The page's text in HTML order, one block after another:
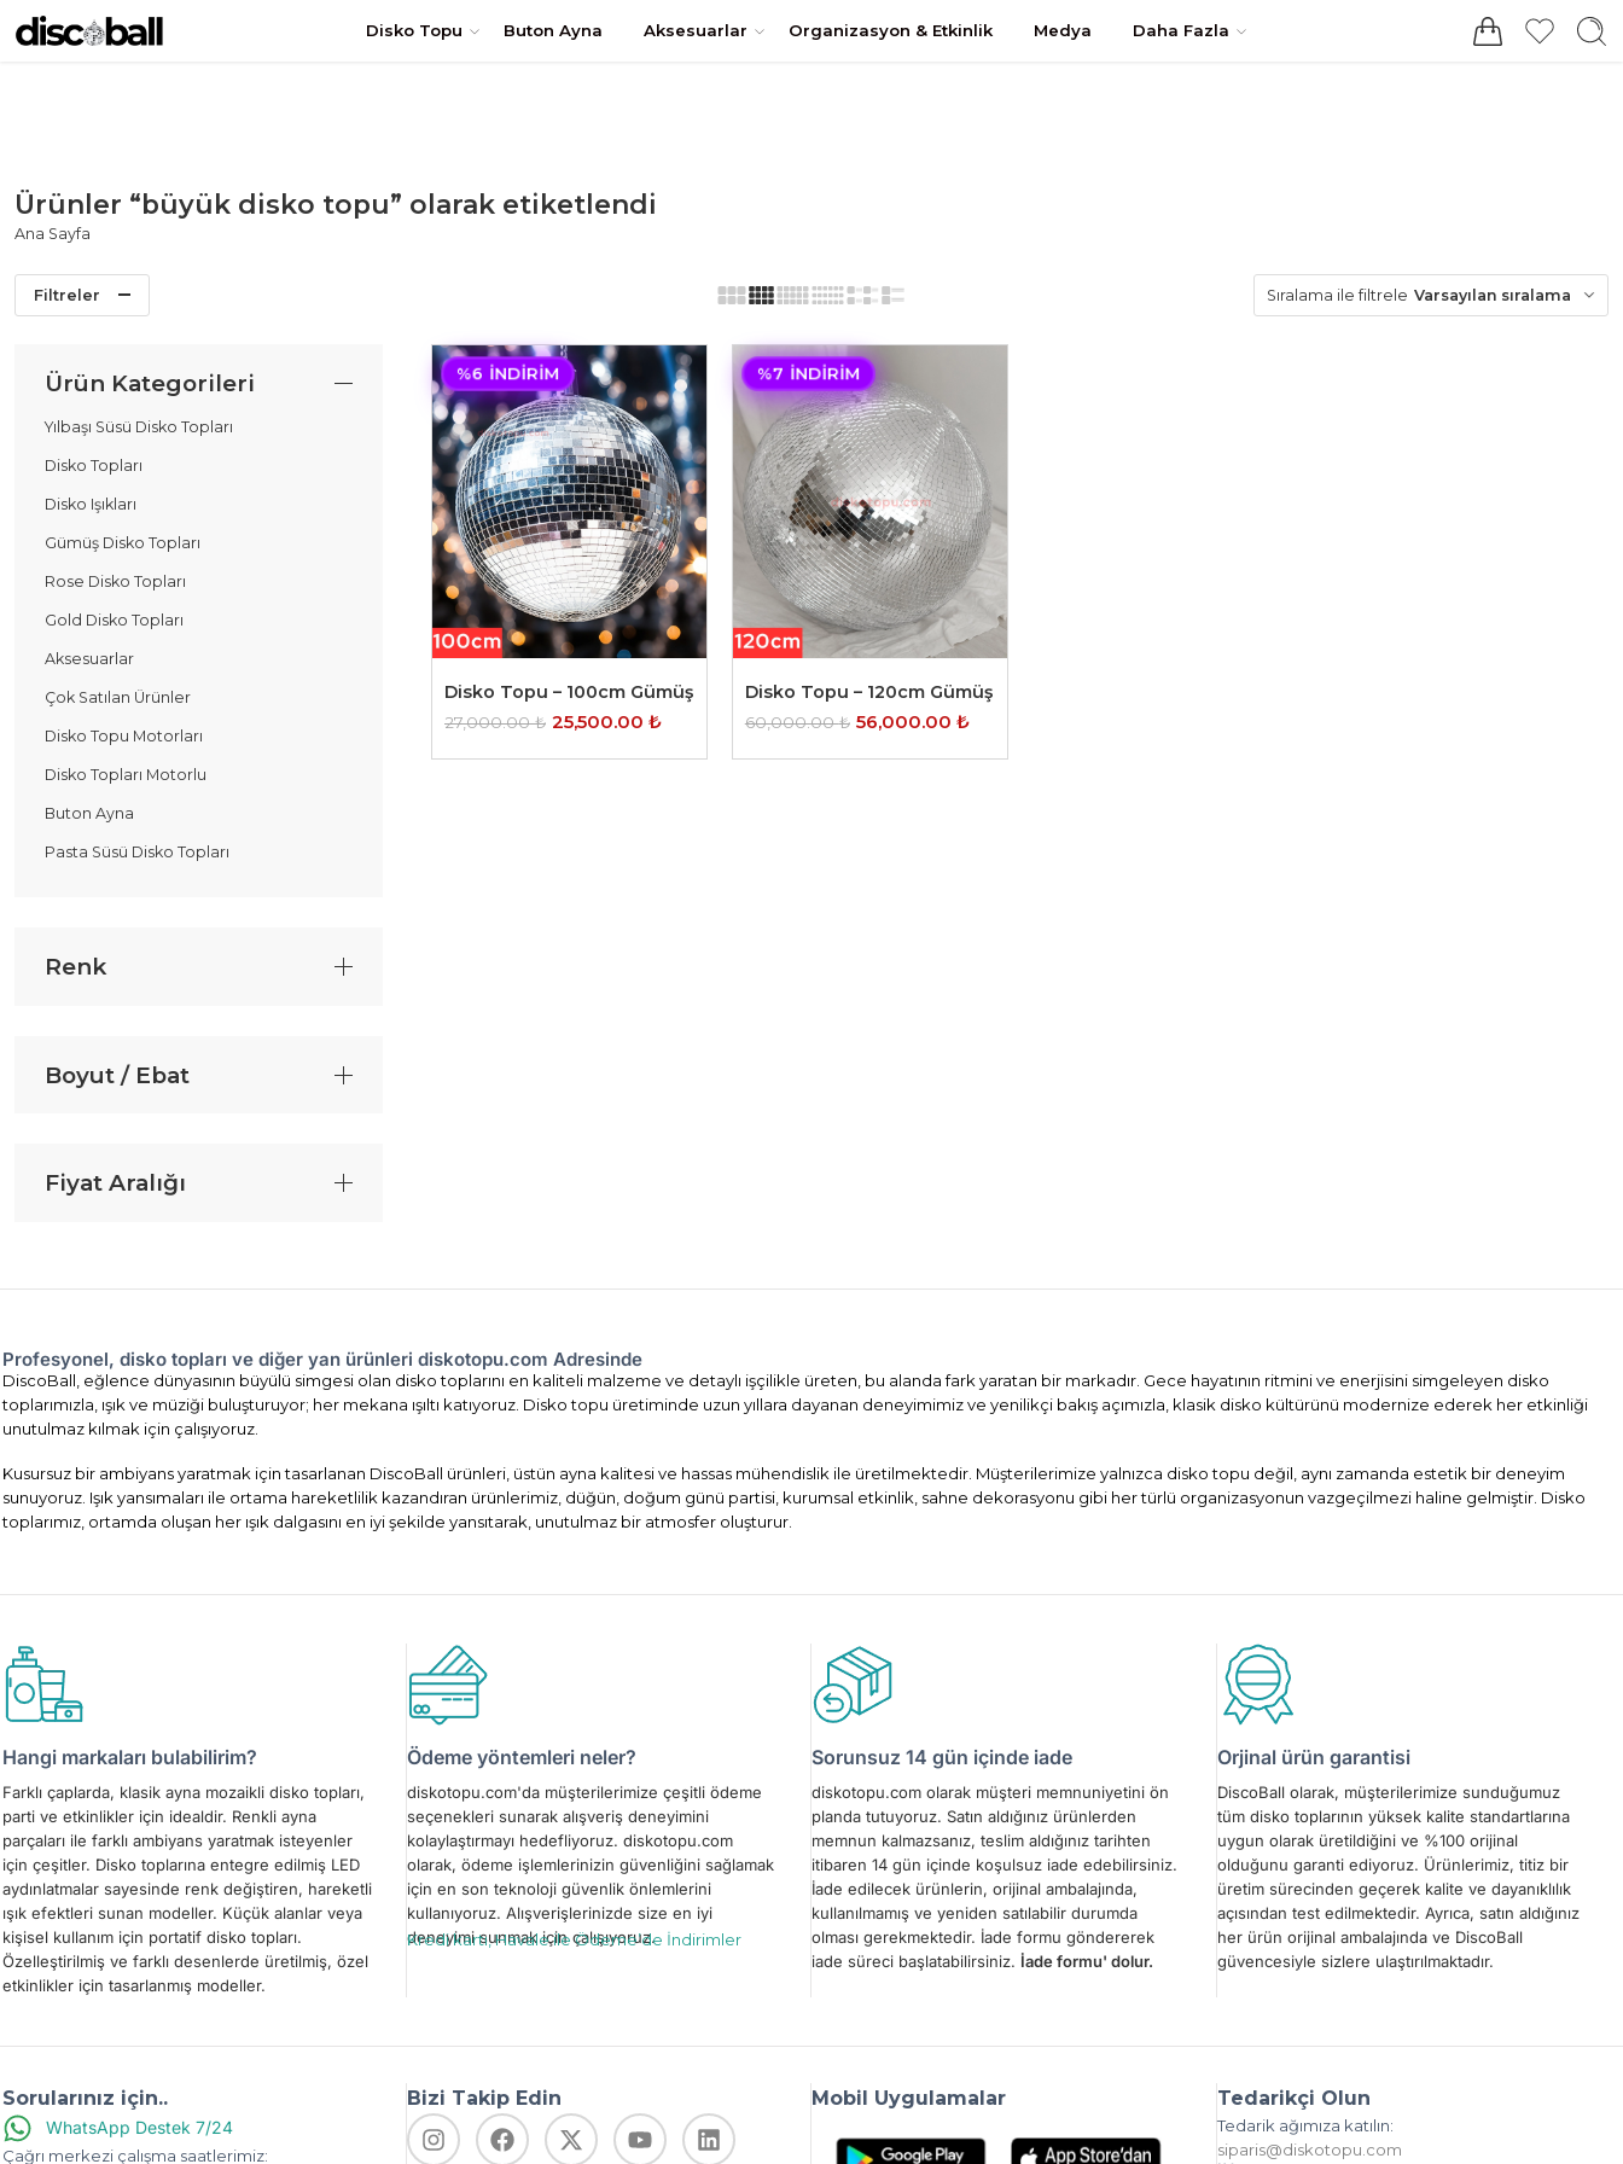
TÜRKİYE'nin en uygun DİSKO TOPU fiyatları! Hemen Sipariş Oluştur Giriş / Kayıt
Disko Topu Buton Ayna Aksesuarlar Organizasyon & Etkinlik Medya Daha Fazla
Ürünler “büyük disko topu” olarak etiketlendi
Ana Sayfa
Filtreler Sıralama ile filtrele Varsayılan sıralama
%6 İNDIRIM
Disko Topu – 100cm Gümüş
27,000.00₺ 25,500.00 ₺
%7 İNDIRIM
Disko Topu – 120cm Gümüş
60,000.00₺ 56,000.00 ₺
Ürün Kategorileri
Yılbaşı Süsü Disko Topları
Disko Topları
Disko Işıkları
Gümüş Disko Topları
Rose Disko Topları
Gold Disko Topları
Aksesuarlar
Çok Satılan Ürünler
Disko Topu Motorları
Disko Topları Motorlu
Buton Ayna
Pasta Süsü Disko Topları
Renk
Boyut / Ebat
Fiyat Aralığı
Profesyonel, disko topları ve diğer yan ürünleri diskotopu.com Adresinde
DiscoBall, eğlence dünyasının büyülü simgesi olan disko toplarını en kaliteli malzeme ve detaylı işçilikle üreten, bu alanda fark yaratan bir markadır. Gece hayatının ritmini ve enerjisini simgeleyen disko
toplarımızla, ışık ve müziği buluşturuyor; her mekana ışıltı katıyoruz. Disko topu üretiminde uzun yıllara dayanan deneyimimiz ve yenilikçi bakış açımızla, klasik disko kültürünü modernize ederek her etkinliği
unutulmaz kılmak için çalışıyoruz.
Kusursuz bir ambiyans yaratmak için tasarlanan DiscoBall ürünleri, üstün ayna kalitesi ve hassas mühendislik ile üretilmektedir. Müşterilerimize yalnızca disko topu değil, aynı zamanda estetik bir deneyim
sunuyoruz. Işık yansımaları ile ortama hareketlilik kazandıran ürünlerimiz, düğün, doğum günü partisi, kurumsal etkinlik, sahne dekorasyonu gibi her türlü organizasyonun vazgeçilmezi haline gelmiştir. Disko
toplarımız, ortamda oluşan her ışık dalgasını en iyi şekilde yansıtarak, unutulmaz bir atmosfer oluşturur.
Hangi markaları bulabilirim?
Farklı çaplarda, klasik ayna mozaikli disko topları,
parti ve etkinlikler için idealdir. Renkli ayna
parçaları ile farklı ambiyans yaratmak isteyenler
için çeşitler. Disko toplarına entegre edilmiş LED
aydınlatmalar sayesinde renk değiştiren, hareketli
ışık efektleri sunan modeller. Küçük alanlar veya
kişisel kullanım için portatif disko topları.
Özelleştirilmiş ve farklı desenlerde üretilmiş, özel
etkinlikler için tasarlanmış modeller.
Ödeme yöntemleri neler?
diskotopu.com'da müşterilerimize çeşitli ödeme
seçenekleri sunarak alışveriş deneyimini
kolaylaştırmayı hedefliyoruz. diskotopu.com
olarak, ödeme işlemlerinizin güvenliğini sağlamak
için en son teknoloji güvenlik önlemlerini
kullanıyoruz. Alışverişlerinizde size en iyi
deneyimi sunmak için çalışıyoruz.
Kredi kartı, Havale ile Ödeme’de İndirimler
Sorunsuz 14 gün içinde iade
diskotopu.com olarak müşteri memnuniyetini ön
planda tutuyoruz. Satın aldığınız ürünlerden
memnun kalmazsanız, teslim aldığınız tarihten
itibaren 14 gün içinde koşulsuz iade edebilirsiniz.
İade edilecek ürünlerin, orijinal ambalajında,
kullanılmamış ve yeniden satılabilir durumda
olması gerekmektedir. İade formu göndererek
iade süreci başlatabilirsiniz. İade formu' dolur.
Orjinal ürün garantisi
DiscoBall olarak, müşterilerimize sunduğumuz
tüm disko toplarının yüksek kalite standartlarına
uygun olarak üretildiğini ve %100 orijinal
olduğunu garanti ediyoruz. Ürünlerimiz, titiz bir
üretim sürecinden geçerek kalite ve dayanıklılık
açısından test edilmektedir. Ayrıca, satın aldığınız
her ürün orijinal ambalajında ve DiscoBall
güvencesiyle sizlere ulaştırılmaktadır.
Sorularınız için..
WhatsApp Destek 7/24
Çağrı merkezi çalışma saatlerimiz:
Bizi Takip Edin Mobil Uygulamalar Tedarikçi Olun
Tedarik ağımıza katılın:
siparis@diskotopu.com